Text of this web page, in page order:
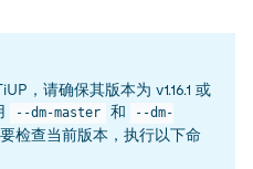
，请确保其版本为 v1.16.1 或
--dm-master 和
--dm-
检查当前版本，执行以下命